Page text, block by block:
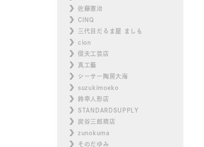
佐藤憲治
CINQ
三代目だるま屋 ましも
cion
信夫工芸店
真工藝
シーサー陶房大海
suzukimoeko
鈴幸人形店
STANDARDSUPPLY
炭谷三郎商店
zunokuma
そのだゆみ